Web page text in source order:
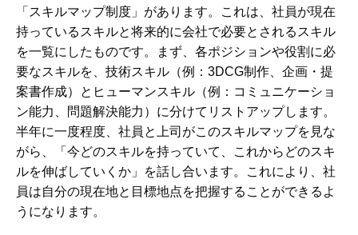
「スキルマップ制度」があります。これは、社員が現在
持っているスキルと将来的に会社で必要とされるスキル
を一覧にしたものです。まず、各ポジションや役割に必
要なスキルを、技術スキル（例：3DCG制作、企画・提
案書作成）とヒューマンスキル（例：コミュニケーショ
ン能力、問題解決能力）に分けてリストアップします。
半年に一度程度、社員と上司がこのスキルマップを見な
がら、「今どのスキルを持っていて、これからどのスキ
ルを伸ばしていくか」を話し合います。これにより、社
員は自分の現在地と目標地点を把握することができるよ
うになります。